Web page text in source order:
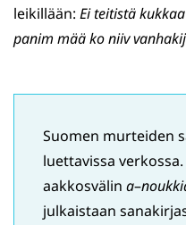
leikillään: Ei teitistä
panim mää ko niiv
Suomen murteiden
luettavissa
aakkosvälin a–
julkaistaan